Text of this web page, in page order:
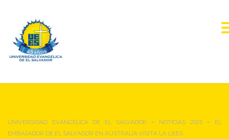
UNIVERSIDAD EVANGÉLICA DE EL SALVADOR > NOTICIAS 2025> EL
EMBAJADOR DE EL SALVADOR EN AUSTRALIA VISITA LA UEES